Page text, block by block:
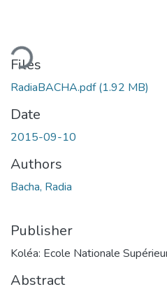
Files
RadiaBACHA.pdf(1.92 MB)
Date
2015-09-10
Authors
Bacha, Radia
Publisher
Koléa: Ecole Nationale
Abstract